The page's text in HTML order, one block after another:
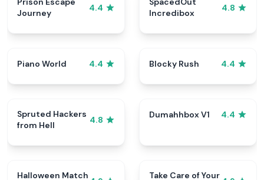
Journey
4.4
Incredibox
4.8
Piano World 4.4 Blocky Rush 4.4
Spruted Hackers
from Hell
4.8
Dumahhbox V1 4.4
Halloween Match Take Care of Your